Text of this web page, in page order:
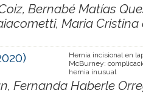
Bernabé Matías
Maria Cristina
Hernia incisional en
McBurney:
hernia inusual
Fernanda Haberle